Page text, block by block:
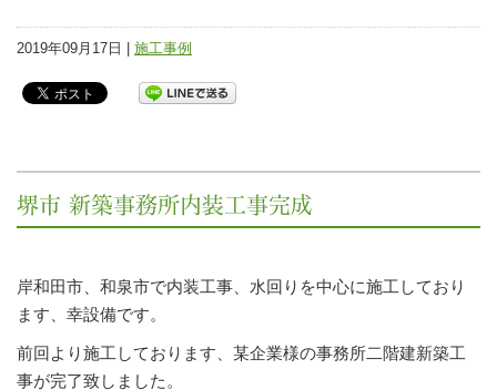
2019年09月17日 | 施工事例
堺市 新築事務所内装工事完成
岸和田市、和泉市で内装工事、水回りを中心に施工しており
ます、幸設備です。
前回より施工しております、某企業様の事務所二階建新築工
事が完了致しました。